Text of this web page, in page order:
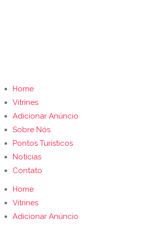
Home
Vitrines
Adicionar Anúncio
Sobre Nós
Pontos Turísticos
Notícias
Contato
Home
Vitrines
Adicionar Anúncio